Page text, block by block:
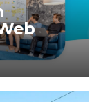
tău